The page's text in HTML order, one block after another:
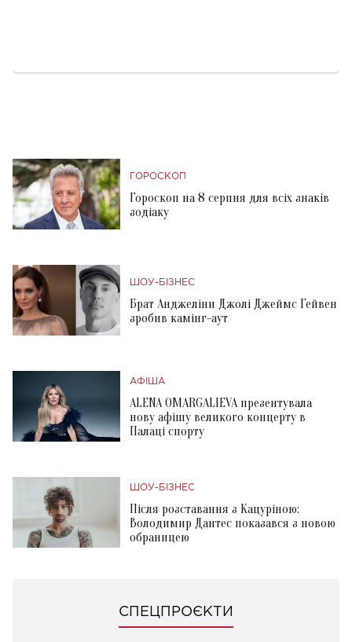
ГОРОСКОП
Гороскоп на 8 серпня для всіх знаків
зодіаку
ШОУ-БІЗНЕС
Брат Анджеліни Джолі Джеймс Гейвен
зробив камінг-аут
АФІША
ALENA OMARGALIEVA презентувала
нову афішу великого концерту в
Палаці спорту
ШОУ-БІЗНЕС
Після розставання з Кацуріною:
Володимир Дантес показався з новою
обраницею
СПЕЦПРОЄКТИ